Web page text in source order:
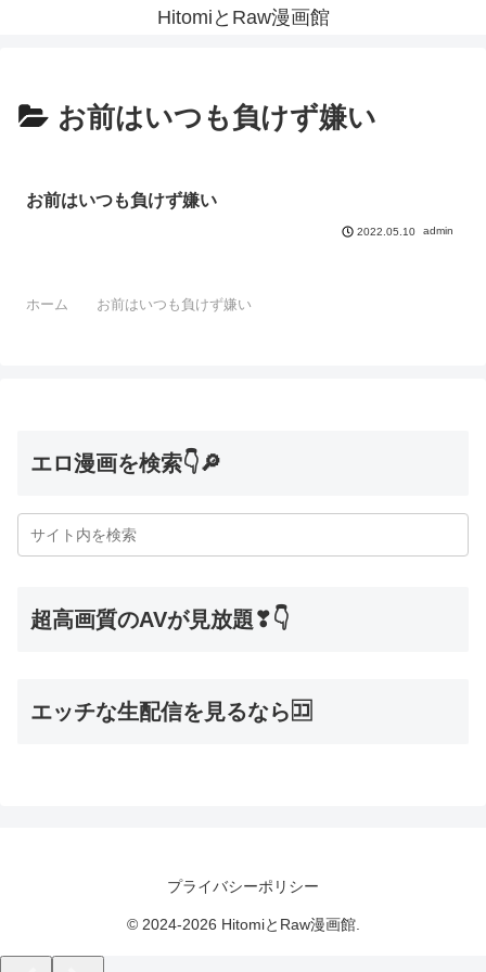
HitomiとRaw漫画館
お前はいつも負けず嫌い
お前はいつも負けず嫌い
2022.05.10 admin
ホーム お前はいつも負けず嫌い
エロ漫画を検索👇🔎
超高画質のAVが見放題❣👇
エッチな生配信を見るなら🈁
プライバシーポリシー
© 2024-2026 HitomiとRaw漫画館.